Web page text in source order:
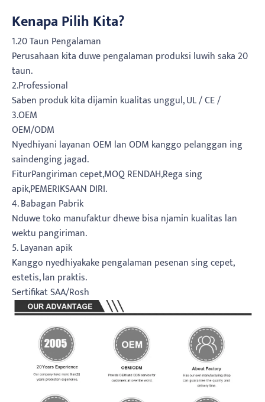
Kenapa Pilih Kita?
1.20 Taun Pengalaman
Perusahaan kita duwe pengalaman produksi luwih saka 20
taun.
2.Professional
Saben produk kita dijamin kualitas unggul, UL / CE /
3.OEM
OEM/ODM
Nyedhiyani layanan OEM lan ODM kanggo pelanggan ing
saindenging jagad.
FiturPangiriman cepet,MOQ RENDAH,Rega sing
apik,PEMERIKSAAN DIRI.
4. Babagan Pabrik
Nduwe toko manufaktur dhewe bisa njamin kualitas lan
wektu pangiriman.
5. Layanan apik
Kanggo nyedhiyakake pengalaman pesenan sing cepet,
estetis, lan praktis.
Sertifikat SAA/Rosh